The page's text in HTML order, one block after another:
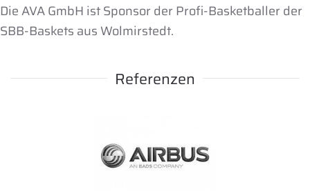
Die AVA GmbH ist Sponsor der Profi-Basketballer der
SBB-Baskets aus Wolmirstedt.
Referenzen